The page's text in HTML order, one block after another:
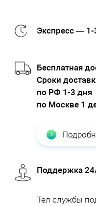
Экспресс — 1-
Бесплатная
Cроки
по РФ 1-3 дня
по Москве 1
Поддержка
Тел службы